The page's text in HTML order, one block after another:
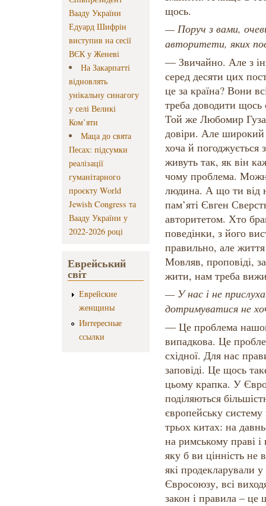
Вааду України
Едуард Шифрін
виступив на сесії
ВЄК у Женеві
На Закарпатті
відновлять
унікальну синагогу
у селі Великі
Ком’яти
Маца до свята
Песах: підсумки
реалізації
гуманітарного
проєкту World
Jewish Congress та
Вааду України у
2022-2026 році
Еврейський
світ
Еврейские
женщины
Интересные
ссылки
щось.
— Поруч з вами,
авторитети, яких
— Звичайно. Але з
серед десяти цих
це за країна? Вони
треба доводити
Той же Любомир
довіри. Але широкий
хоча й
живуть так, як він
чому проблема.
людина. А що ти від
пам’яті Євген
авторитетом. Хто
поведінки, з його
правильно, але
Мовляв, проповіді,
жити, нам треба
— У нас і не
дотримуватися не
— Це проблема
випадкова. Це
східної. Для нас
заповіді. Це щось
цьому крапка. У
поділяються
європейську систему
трьох китах: на
на римському праві і
яку б ви цінність не
які продекларували
Євросоюзу, всі
закон і правила – це